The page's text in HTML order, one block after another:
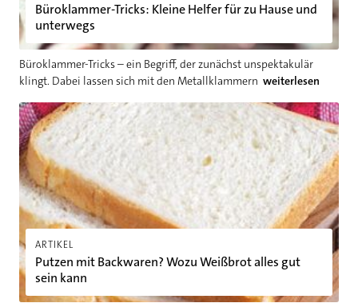
Büroklammer-Tricks: Kleine Helfer für zu Hause und
unterwegs
Büroklammer-Tricks – ein Begriff, der zunächst unspektakulär
klingt. Dabei lassen sich mit den Metallklammern weiterlesen
ARTIKEL
Putzen mit Backwaren? Wozu Weißbrot alles gut
sein kann
Putzen mit Backwaren? Wozu Weißbrot alles gut sein kann